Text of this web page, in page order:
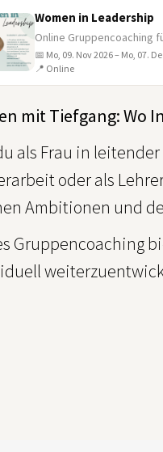
Women in Leadership
Online Gruppencoaching
📅 Mo, 09. Nov 2026 – Mo, 07.
📍 Online
mit Tiefgang: Wo
als Frau in
oder als
Ambitionen und
Gruppencoaching